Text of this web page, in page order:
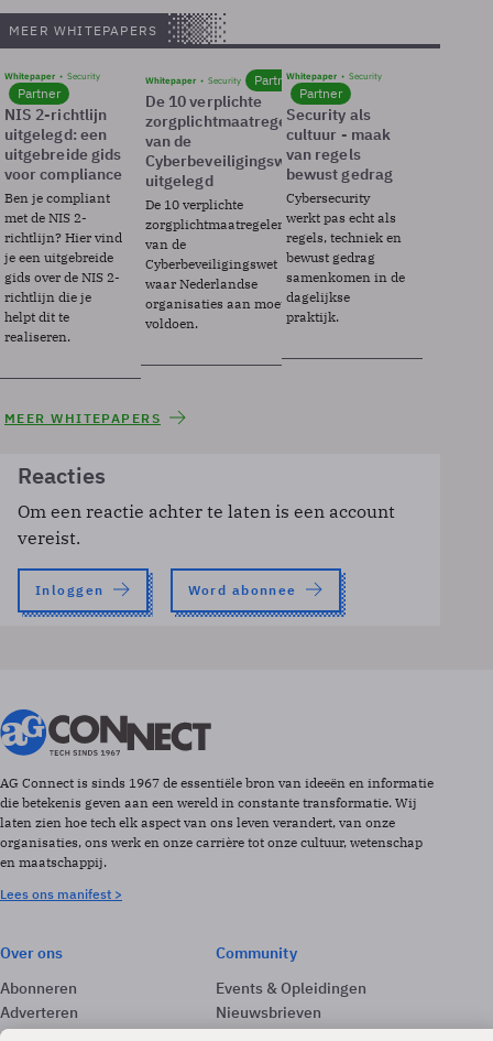
MEER WHITEPAPERS
Whitepaper Security
Partner
NIS 2-richtlijn
uitgelegd: een
uitgebreide gids
voor compliance
Ben je compliant
met de NIS 2-
richtlijn? Hier vind
je een uitgebreide
gids over de NIS 2-
richtlijn die je
helpt dit te
realiseren.
Whitepaper Security Partner
De 10 verplichte
zorgplichtmaatregelen
van de
Cyberbeveiligingswet
uitgelegd
De 10 verplichte
zorgplichtmaatregelen
van de
Cyberbeveiligingswet
waar Nederlandse
organisaties aan moeten
voldoen.
Whitepaper Security
Partner
Security als
cultuur - maak
van regels
bewust gedrag
Cybersecurity
werkt pas echt als
regels, techniek en
bewust gedrag
samenkomen in de
dagelijkse
praktijk.
MEER WHITEPAPERS
Reacties
Om een reactie achter te laten is een account
vereist.
Inloggen Word abonnee
AG Connect is sinds 1967 de essentiële bron van ideeën en informatie
die betekenis geven aan een wereld in constante transformatie. Wij
laten zien hoe tech elk aspect van ons leven verandert, van onze
organisaties, ons werk en onze carrière tot onze cultuur, wetenschap
en maatschappij.
Lees ons manifest >
Over ons
Abonneren
Adverteren
Contact
Community
Events & Opleidingen
Nieuwsbrieven